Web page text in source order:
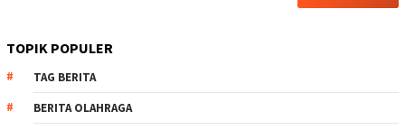
TOPIK POPULER
TAG BERITA
BERITA OLAHRAGA